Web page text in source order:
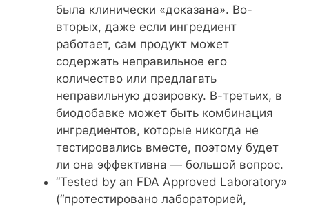
была клинически «доказана». Во-
вторых, даже если ингредиент
работает, сам продукт может
содержать неправильное его
количество или предлагать
неправильную дозировку. В-третьих, в
биодобавке может быть комбинация
ингредиентов, которые никогда не
тестировались вместе, поэтому будет
ли она эффективна — большой вопрос.
“Tested by an FDA Approved Laboratory»
(“протестировано лабораторией,